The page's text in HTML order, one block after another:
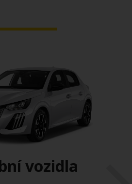
vozidla